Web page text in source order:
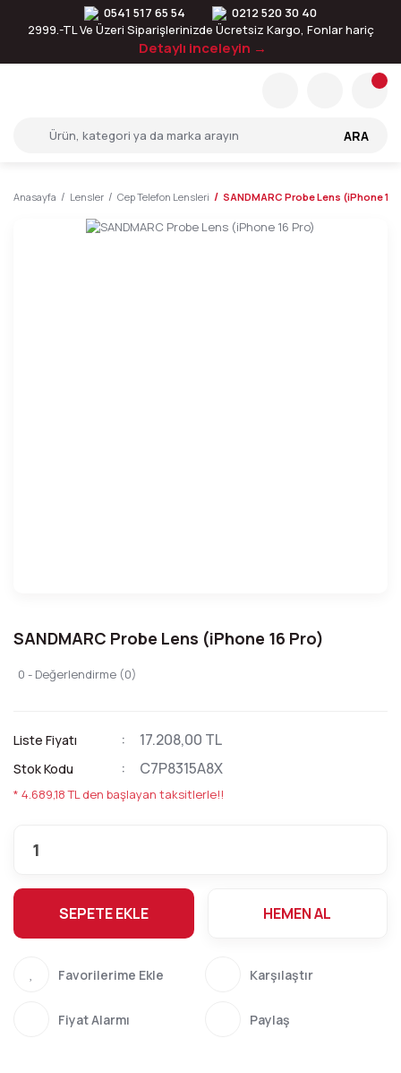
0541 517 65 54
0212 520 30 40
2999.-TL Ve Üzeri Siparişlerinizde Ücretsiz Kargo, Fonlar hariç
Detaylı inceleyin →
ARA
Anasayfa Lensler Cep Telefon Lensleri SANDMARC Probe Lens (iPhone 16
SANDMARC Probe Lens (iPhone 16 Pro)
0 - Değerlendirme (0)
Liste Fiyatı 17.208,00 TL
Stok Kodu C7P8315A8X
* 4.689,18 TL den başlayan taksitlerle!!
SEPETE EKLE HEMEN AL
Karşılaştır
Fiyat Alarmı Paylaş